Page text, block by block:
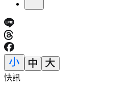
快訊